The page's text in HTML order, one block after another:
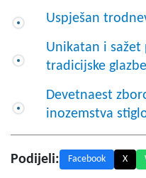
Uspješan
Unikatan i sažet
tradicijske glazbe
Devetnaest
inozemstva
Podijeli: Facebook X